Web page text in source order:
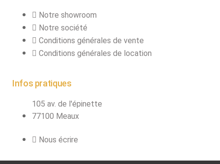
Notre showroom
Notre société
Conditions générales de vente
Conditions générales de location
Infos pratiques
105 av. de l'épinette
77100 Meaux
Nous écrire